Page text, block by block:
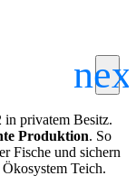
in privatem Besitz.
Produktion. So
Fische und sichern
Teich.